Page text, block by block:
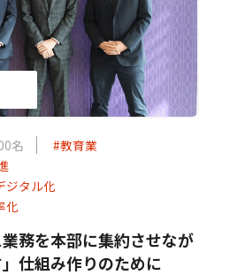
名
#教育業
ジタル化
化
業務を本部に集約させなが
仕組み作りのために